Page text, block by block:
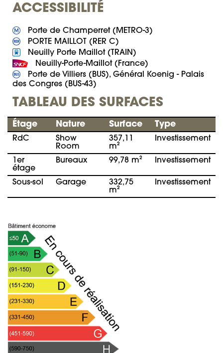
ACCESSIBILITÉ
Porte de Villiers (BUS), Général Koenig - Palais
des Congres (BUS-43)
TABLEAU DES SURFACES
Étage Nature Surface Type
RdC
Show
Room
357,11
m²
Investissement
1er
étage
Bureaux 99,78 m² Investissement
Sous-sol Garage
332,75
m²
Investissement